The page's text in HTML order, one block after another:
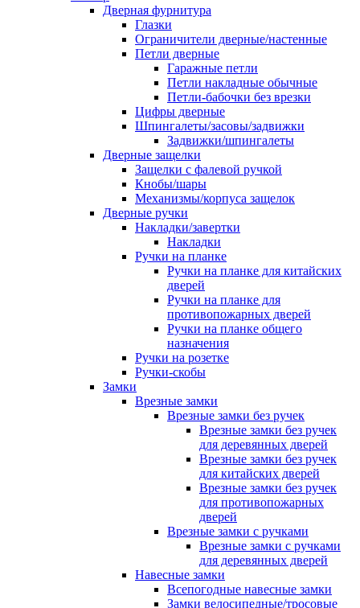
Дверная фурнитура
Глазки
Ограничители дверные/настенные
Петли дверные
Гаражные петли
Петли накладные обычные
Петли-бабочки без врезки
Цифры дверные
Шпингалеты/засовы/задвижки
Задвижки/шпингалеты
Дверные защелки
Защелки с фалевой ручкой
Кнобы/шары
Механизмы/корпуса защелок
Дверные ручки
Накладки/завертки
Накладки
Ручки на планке
Ручки на планке для китайских
дверей
Ручки на планке для
противопожарных дверей
Ручки на планке общего
назначения
Ручки на розетке
Ручки-скобы
Замки
Врезные замки
Врезные замки без ручек
Врезные замки без ручек
для деревянных дверей
Врезные замки без ручек
для китайских дверей
Врезные замки без ручек
для противопожарных
дверей
Врезные замки с ручками
Врезные замки с ручками
для деревянных дверей
Навесные замки
Всепогодные навесные замки
Замки велосипедные/тросовые